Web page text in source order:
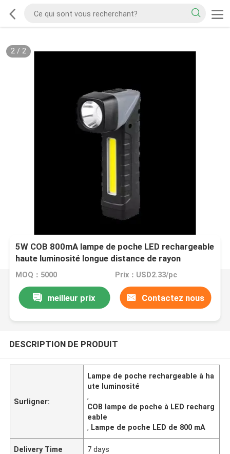
2/ 2
5W COB 800mA lampe de poche LED rechargeable
haute luminosité longue distance de rayon
MOQ：5000 Prix：USD2.33/pc
meilleur prix Contactez nous
DESCRIPTION DE PRODUIT
Surligner:
Lampe de poche rechargeable à ha
ute luminosité
,
COB lampe de poche à LED recharg
eable
, Lampe de poche LED de 800 mA
Delivery Time 7 days